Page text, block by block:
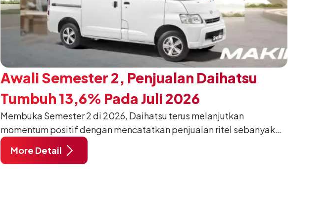
Awali Semester 2, Penjualan Daihatsu
Tumbuh 13,6% Pada Juli 2026
Membuka Semester 2 di 2026, Daihatsu terus melanjutkan
momentum positif dengan mencatatkan penjualan ritel sebanyak
12.750 unit pada Juli 2026. Capaian tersebut tumbuh 13,6%
dibandingkan periode yang sama tahun lalu sebanyak 11.220 unit,
More Detail